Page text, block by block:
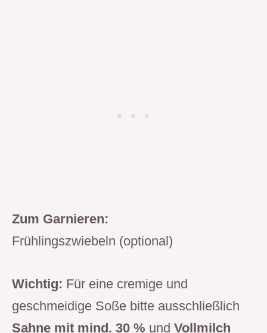
Zum Garnieren:
Frühlingszwiebeln (optional)
Wichtig: Für eine cremige und
geschmeidige Soße bitte ausschließlich
Sahne mit mind. 30 % und Vollmilch